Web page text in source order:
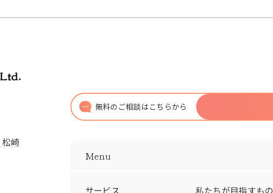
松崎
無料のご相談はこちらから
Menu
サービス 私たちが目指すもの